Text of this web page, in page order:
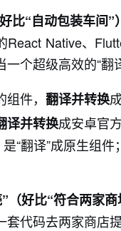
比“自动包装车间”
Native、
个超级高效的“翻
件， 翻译并转换
译并转换成安卓官
“翻译”成原生组
（好比“符合两家
套代码去两家商店